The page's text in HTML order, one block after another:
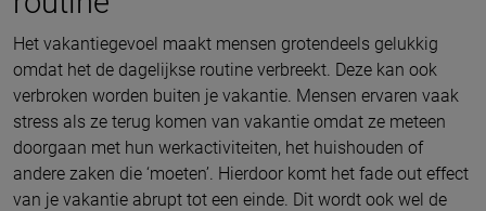
Het vakantiegevoel maakt mensen grotendeels gelukkig
omdat het de dagelijkse routine verbreekt. Deze kan ook
verbroken worden buiten je vakantie. Mensen ervaren vaak
stress als ze terug komen van vakantie omdat ze meteen
doorgaan met hun werkactiviteiten, het huishouden of
andere zaken die ‘moeten’. Hierdoor komt het fade out effect
van je vakantie abrupt tot een einde. Dit wordt ook wel de